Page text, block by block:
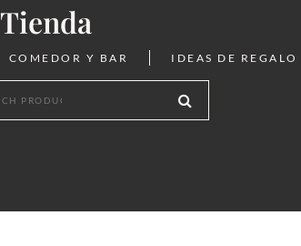
Tienda
COMEDOR Y BAR IDEAS DE REGALO